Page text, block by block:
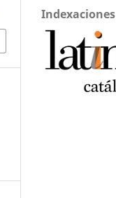
Indexaciones